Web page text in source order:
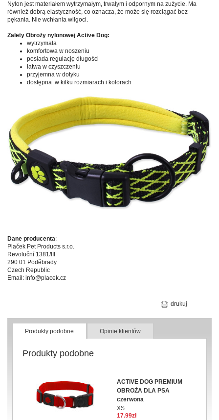
Nylon jest materiałem wytrzymałym, trwałym i odpornym na zużycie. Ma
również dobrą elastyczność, co oznacza, że może się rozciągać bez
pękania. Nie wchłania wilgoci.
Zalety Obroży nylonowej Active Dog:
wytrzymała
komfortowa w noszeniu
posiada regulację długości
łatwa w czyszczeniu
przyjemna w dotyku
dostępna w kilku rozmiarach i kolorach
Dane producenta:
Plaček Pet Products s.r.o.
Revoluční 1381/III
290 01 Poděbrady
Czech Republic
Email: info@placek.cz
drukuj
Produkty podobne Opinie klientów
Produkty podobne
ACTIVE DOG PREMIUM
OBROŻA DLA PSA
czerwona
XS
17.99zł